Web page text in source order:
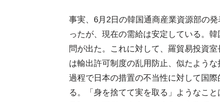
事実、6月2日の韓国通商産業資源部の
ったが、現在の需給は安定している。
問が出た。これに対して、羅貿易投資
は輸出許可制度の乱用防止、似たよう
過程で日本の措置の不当性に対して国
る。「身を捨てて実を取る」ようなこ